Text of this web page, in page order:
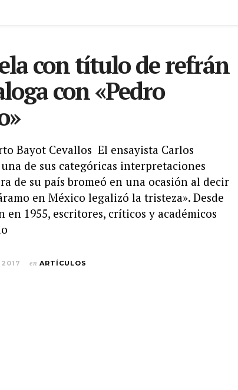
con título de refrán
con «Pedro
Bayot Cevallos El ensayista Carlos
de sus categóricas interpretaciones
de su país bromeó en una ocasión al decir
en México legalizó la tristeza». Desde
en 1955, escritores, críticos y académicos
en ARTÍCULOS